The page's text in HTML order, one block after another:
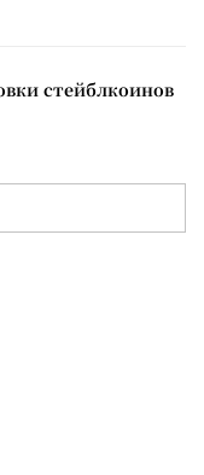
стейблкоинов